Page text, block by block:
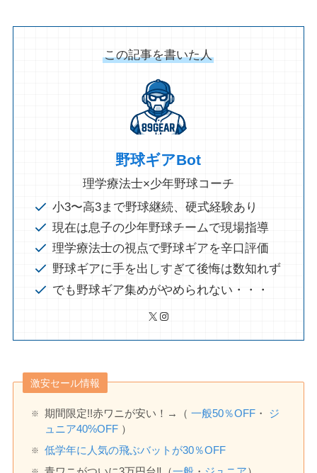
この記事を書いた人
野球ギアBot
理学療法士×少年野球コーチ
小3〜高3まで野球継続、硬式経験あり
現在は息子の少年野球チームで現場指導
理学療法士の視点で野球ギアを辛口評価
野球ギアに手を出しすぎて後悔は数知れず
でも野球ギア集めがやめられない・・・
X Instagram
激安セール情報
期間限定!!赤ワニが安い！→（一般50％OFF ・ ジ
ュニア40%OFF ）
低学年に人気の飛ぶバットが30％OFF